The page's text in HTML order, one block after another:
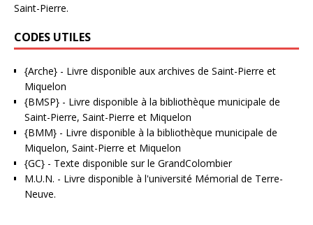
Saint-Pierre.
CODES UTILES
{Arche} - Livre disponible aux archives de Saint-Pierre et
Miquelon
{BMSP} - Livre disponible à la bibliothèque municipale de
Saint-Pierre, Saint-Pierre et Miquelon
{BMM} - Livre disponible à la bibliothèque municipale de
Miquelon, Saint-Pierre et Miquelon
{GC} - Texte disponible sur le GrandColombier
M.U.N. - Livre disponible à l'université Mémorial de Terre-
Neuve.